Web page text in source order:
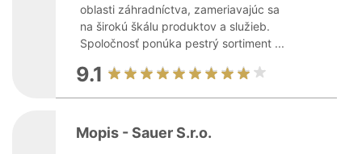
oblasti záhradníctva, zameriavajúc sa
na širokú škálu produktov a služieb.
Spoločnosť ponúka pestrý sortiment ...
9.1
Mopis - Sauer S.r.o.